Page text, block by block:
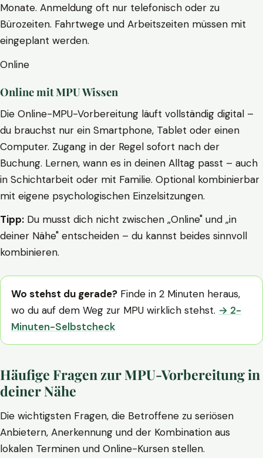
Monate. Anmeldung oft nur telefonisch oder zu
Bürozeiten. Fahrtwege und Arbeitszeiten müssen mit
eingeplant werden.
Online
Online mit MPU Wissen
Die Online-MPU-Vorbereitung läuft vollständig digital –
du brauchst nur ein Smartphone, Tablet oder einen
Computer. Zugang in der Regel sofort nach der
Buchung. Lernen, wann es in deinen Alltag passt – auch
in Schichtarbeit oder mit Familie. Optional kombinierbar
mit eigene psychologischen Einzelsitzungen.
Tipp: Du musst dich nicht zwischen „Online" und „in
deiner Nähe" entscheiden – du kannst beides sinnvoll
kombinieren.
Wo stehst du gerade? Finde in 2 Minuten heraus,
wo du auf dem Weg zur MPU wirklich stehst. → 2-
Minuten-Selbstcheck
Häufige Fragen zur MPU-Vorbereitung in
deiner Nähe
Die wichtigsten Fragen, die Betroffene zu seriösen
Anbietern, Anerkennung und der Kombination aus
lokalen Terminen und Online-Kursen stellen.